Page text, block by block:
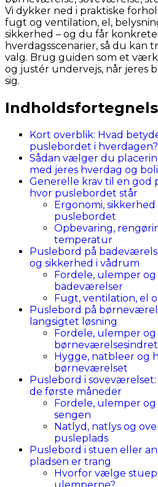
Vi dykker ned i praktiske
fugt og ventilation, el,
sikkerhed – og du får
hverdagsscenarier, så du kan
valg. Brug guiden som et
og justér undervejs, når jeres
sig.
Kort overblik: Hvad
puslebordet i hverdagen?
Sådan vælger du
med jeres hverdag og
Generelle krav til en god
hvor puslebordet står
Ergonomi,
puslebordet
Opbevaring,
temperatur
Puslebord på
og sikkerhed i vådrum
Fordele, ulemper
badeværelser
Fugt, ventilation, el
Puslebord på
langsigtet løsning
Fordele, ulemper
Hygge, natbleer og
børneværelset
Puslebord i
de første måneder
Fordele, ulemper
sengen
Natlyd, natlys og
pusleplads
Puslebord i stuen eller
pladsen er trang
Hvorfor vælge